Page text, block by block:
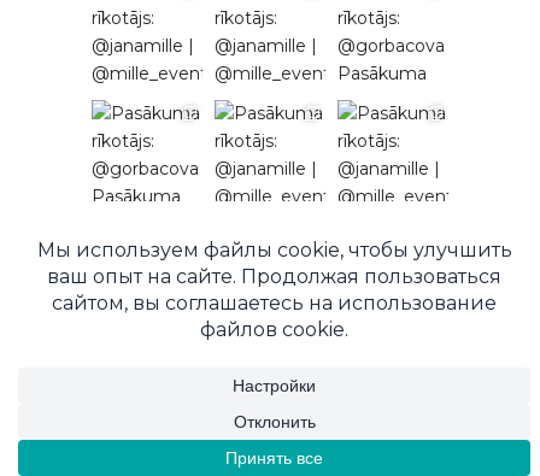
Подписаться в Instagram
© 2026 EventRent. Все права защищены.